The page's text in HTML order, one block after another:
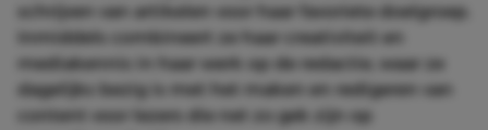
schrijven van artikelen voor haar favoriete doelgroep.
Inmiddels combineert ze haar creativiteit en
mediakennis in haar werk op de redactie, waar ze
dagelijks bezig is met het maken en redigeren van
content voor lezers die net zo gek zijn op